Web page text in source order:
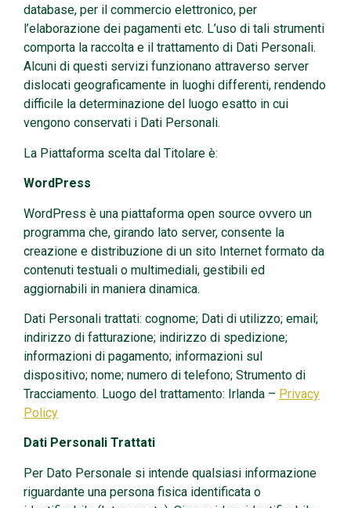
database, per il commercio elettronico, per
l’elaborazione dei pagamenti etc. L’uso di tali strumenti
comporta la raccolta e il trattamento di Dati Personali.
Alcuni di questi servizi funzionano attraverso server
dislocati geograficamente in luoghi differenti, rendendo
difficile la determinazione del luogo esatto in cui
vengono conservati i Dati Personali.
La Piattaforma scelta dal Titolare è:
WordPress
WordPress è una piattaforma open source ovvero un
programma che, girando lato server, consente la
creazione e distribuzione di un sito Internet formato da
contenuti testuali o multimediali, gestibili ed
aggiornabili in maniera dinamica.
Dati Personali trattati: cognome; Dati di utilizzo; email;
indirizzo di fatturazione; indirizzo di spedizione;
informazioni di pagamento; informazioni sul
dispositivo; nome; numero di telefono; Strumento di
Tracciamento. Luogo del trattamento: Irlanda – Privacy
Policy
Dati Personali Trattati
Per Dato Personale si intende qualsiasi informazione
riguardante una persona fisica identificata o